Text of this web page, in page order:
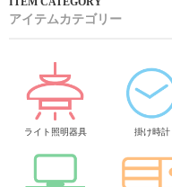
アイテムカテゴリー
ライト照明器具 掛け時計